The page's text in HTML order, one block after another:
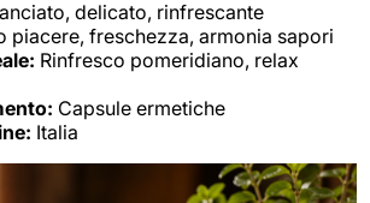
delicato, rinfrescante
piacere, freschezza, armonia sapori
Rinfresco pomeridiano, relax
Capsule ermetiche
Italia